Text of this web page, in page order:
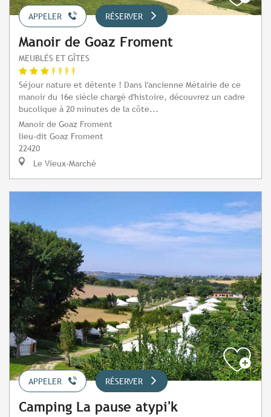
APPELER RÉSERVER
Manoir de Goaz Froment
MEUBLÉS ET GÎTES
Séjour nature et détente ! Dans l'ancienne Métairie de ce
manoir du 16e siècle chargé d'histoire, découvrez un cadre
bucolique à 20 minutes de la côte...
Manoir de Goaz Froment
lieu-dit Goaz Froment
22420
Le Vieux-Marché
APPELER RÉSERVER
Camping La pause atypi'k